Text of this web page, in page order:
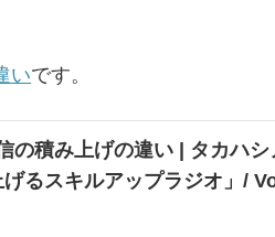
いです。
の積み上げの違い | タカハシ
げるスキルアップラジオ」/